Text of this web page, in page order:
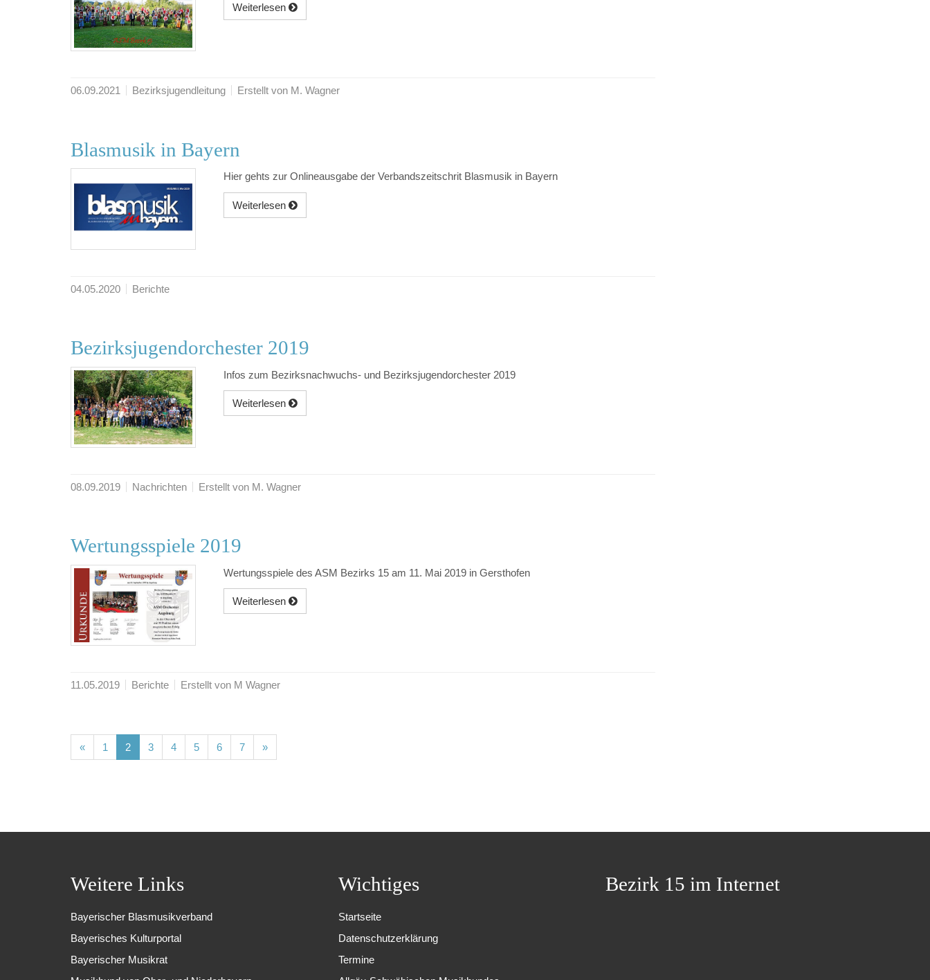
Weiterlesen
06.09.2021 Bezirksjugendleitung Erstellt von M. Wagner
Blasmusik in Bayern
Hier gehts zur Onlineausgabe der Verbandszeitschrit Blasmusik in Bayern
Weiterlesen
04.05.2020 Berichte
Bezirksjugendorchester 2019
Infos zum Bezirksnachwuchs- und Bezirksjugendorchester 2019
Weiterlesen
08.09.2019 Nachrichten Erstellt von M. Wagner
Wertungsspiele 2019
Wertungsspiele des ASM Bezirks 15 am 11. Mai 2019 in Gersthofen
Weiterlesen
11.05.2019 Berichte Erstellt von M Wagner
« 1 (current)
2(current)
3(current)
4(current)
5(current)
6(current)
7(current)
»
Weitere Links
Bayerischer Blasmusikverband
Bayerisches Kulturportal
Bayerischer Musikrat
Wichtiges
Startseite
Datenschutzerklärung
Termine
Bezirk 15 im Internet